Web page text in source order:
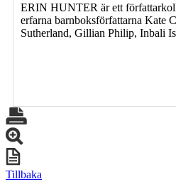
ERIN HUNTER är ett
erfarna barnboksförfattarna Kate
Sutherland, Gillian Philip, Inbali
Tillbaka